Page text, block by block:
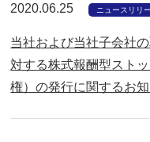
2020.06.25 ニュースリリ
当社および当社子会社
対する株式報酬型スト
権）の発行に関するお